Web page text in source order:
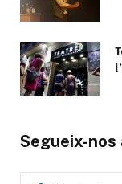
Segueix-nos